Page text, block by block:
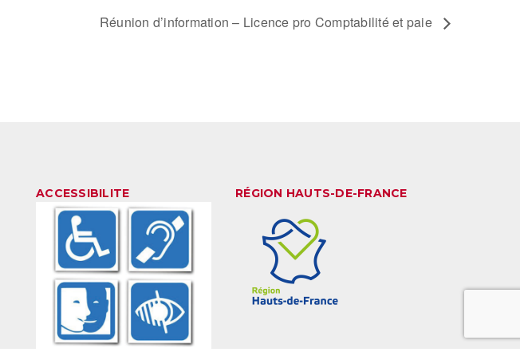
Réunion d’information – Licence pro Comptabilité et paie
ACCESSIBILITE RÉGION HAUTS-DE-FRANCE